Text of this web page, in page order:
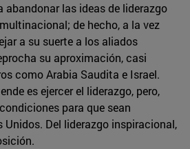
abandonar las ideas de liderazgo
de hecho, a la vez
a su suerte a los aliados
su aproximación, casi
como Arabia Saudita e Israel.
es ejercer el liderazgo, pero,
para que sean
Unidos. Del liderazgo inspiracional,